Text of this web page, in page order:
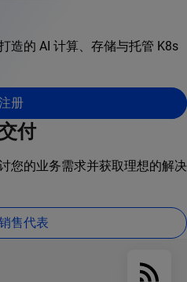
造的 AI 计算、存储与托管 K8s
册
付
您的业务需求并获取理想的解决
售代表